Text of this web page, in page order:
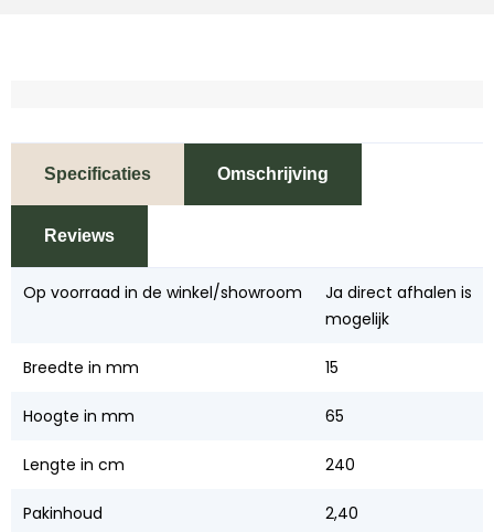
Specificaties Omschrijving
Reviews
Op voorraad in de winkel/showroom
Ja direct afhalen is
mogelijk
Breedte in mm 15
Hoogte in mm 65
Lengte in cm 240
Pakinhoud 2,40